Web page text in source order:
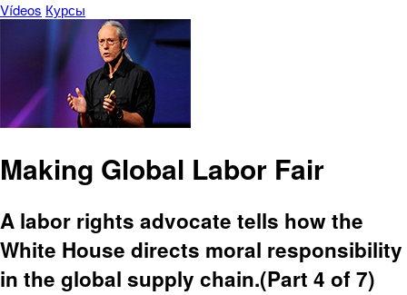
Vídeos Курсы
Making Global Labor Fair
A labor rights advocate tells how the
White House directs moral responsibility
in the global supply chain.(Part 4 of 7)